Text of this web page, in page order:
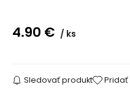
4.90 € ks
Sledovať produkt